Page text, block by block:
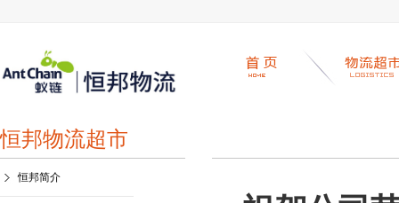
恒邦物流超市
恒邦简介